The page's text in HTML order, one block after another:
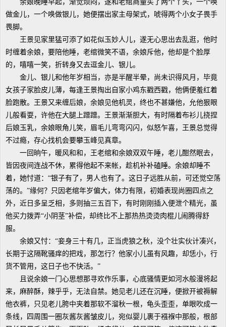
余娘晚睡早起，渐觉烦闷，遂和老绾商量买了两个丫头，一个唤
做金儿，一个唤做银儿，她便摆出家主母架式，唬得两个小女子畏手
畏脚。
王景见家里猛可添了如花似玉妙人儿，遂无心思出去乱逛，他时
时缠着余娘，要陪他睡，老绾微笑不语，余娘斥他，他却是个脸厚
的，嘻嘻一笑，折转身又去逗金儿、银儿。
金儿、银儿和他年岁相当，亦是半醒半晕，尚未识得风月，毕竟
女孩子家脸皮儿薄，每逢王景掏出自家小鸡东戳西戳，他俩便羞红着
脸跑散。王景又来缠后娘，余娘见他机灵，终也不甚嫌他，允他狠眼
儿般看耍，许他在大腿上蹭蹭。王景渐渐胆大，有时隔着布衫儿挠捏
后娘玉乳，余娘眼角儿笑，眉毛儿弯弯闪闪，似怒乍喜，王景总觉得
不过瘾，存心找机会要攀玉峰见真章。
一回晌午，暖风和和，王老绾和余娘双双午睡，老儿酣然眠去，
皆因夜间连战不休，累得他起不来帐，趁机补补磕睡。余娘却睡不
着，她忖道：“银子有了，男人也有了。这日子远胜从前，可还觉空荡
荡的。”缘何？只因老绾年岁偏大，体力有限，初婚表现尚圈四点之
外，近日多呈乏相，多则抽三五百下，有时刚刚插入便泄个精光，虽
他买力拨弄“小阴茎”补偿，却终比不上那热热烫烫肉棍儿闹腾得舒
服。
余娘又忖：“妾身三十有几，正当虎狼之秋，没个壮实伙计凑兴，
长期于这隔靴骚痒的把戏，那怎行？他家小儿虽有风趣，却恁小，行
货不管用，这日子也不快活。”
且说余娘一门心思想那寻欢作乐事，心底骚情更如河水般漫将起
来，麻醉酥，辣乎乎，无法自禁。她见老儿还在沉睡，便掀开被褥解
他衣裤，只见老儿胯中夹着那软不溜秋一根，龟头歪歪，单眼吹成一
条线，四周围一圈灰酱灰酱皱皮儿，宛似婴儿裹于襁褓中那般，根部